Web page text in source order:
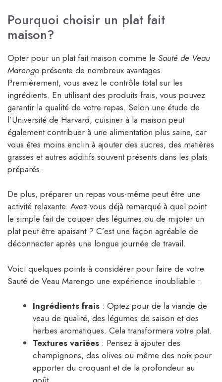
Pourquoi choisir un plat fait
maison?
Opter pour un plat fait maison comme le Sauté de Veau
Marengo présente de nombreux avantages.
Premièrement, vous avez le contrôle total sur les
ingrédients. En utilisant des produits frais, vous pouvez
garantir la qualité de votre repas. Selon une étude de
l’Université de Harvard, cuisiner à la maison peut
également contribuer à une alimentation plus saine, car
vous êtes moins enclin à ajouter des sucres, des matières
grasses et autres additifs souvent présents dans les plats
préparés.
De plus, préparer un repas vous-même peut être une
activité relaxante. Avez-vous déjà remarqué à quel point
le simple fait de couper des légumes ou de mijoter un
plat peut être apaisant ? C’est une façon agréable de
déconnecter après une longue journée de travail.
Voici quelques points à considérer pour faire de votre
Sauté de Veau Marengo une expérience inoubliable :
Ingrédients frais : Optez pour de la viande de
veau de qualité, des légumes de saison et des
herbes aromatiques. Cela transformera votre plat.
Textures variées : Pensez à ajouter des
champignons, des olives ou même des noix pour
apporter du croquant et de la profondeur au